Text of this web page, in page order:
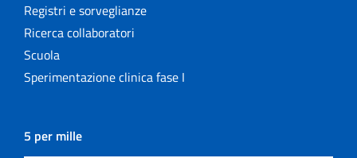
Registri e sorveglianze
Ricerca collaboratori
Scuola
Sperimentazione clinica fase I
5 per mille